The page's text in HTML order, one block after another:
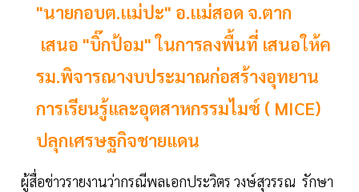
"นายกอบต.เเม่ปะ" อ.เเม่สอด จ.ตาก
เสนอ "บิ๊กป้อม" ในการลงพื้นที่ เสนอให้ค
รม.พิจารณางบประมาณก่อสร้างอุทยาน
การเรียนรู้และอุตสาหกรรมไมซ์ ( MICE)
ปลุกเศรษฐกิจชายแดน
ผู้สื่อข่าวรายงานว่ากรณีพลเอกประวิตร วงษ์สุวรรณ รักษา